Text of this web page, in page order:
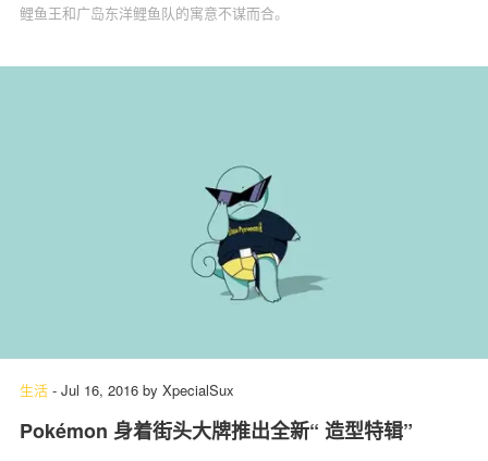
鲤鱼王和广岛东洋鲤鱼队的寓意不谋而合。
生活 - Jul 16, 2016 by XpecialSux
Pokémon 身着街头大牌推出全新“ 造型特辑”